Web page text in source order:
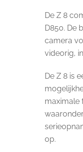
De Z 8
D850. De
camera
videorig,
De Z 8 is
maximale
op.